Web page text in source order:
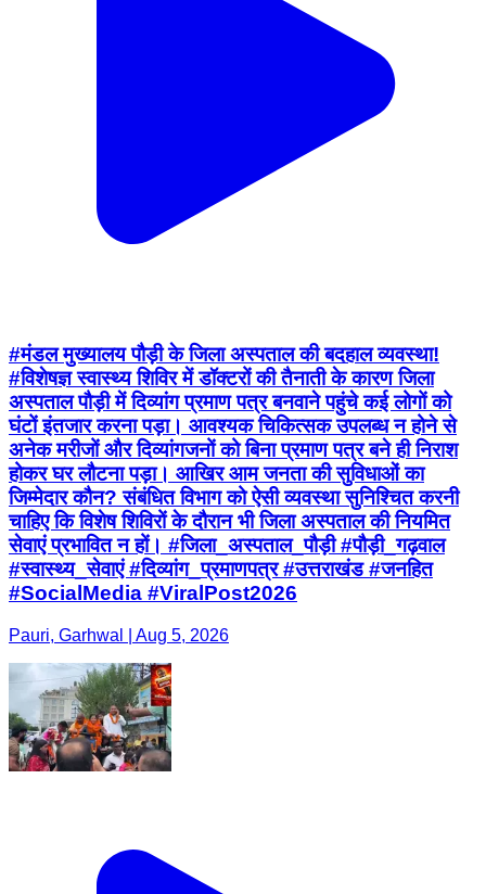
#मंडल मुख्यालय पौड़ी के जिला अस्पताल की बदहाल व्यवस्था!
#विशेषज्ञ स्वास्थ्य शिविर में डॉक्टरों की तैनाती के कारण जिला
अस्पताल पौड़ी में दिव्यांग प्रमाण पत्र बनवाने पहुंचे कई लोगों को
घंटों इंतजार करना पड़ा। आवश्यक चिकित्सक उपलब्ध न होने से
अनेक मरीजों और दिव्यांगजनों को बिना प्रमाण पत्र बने ही निराश
होकर घर लौटना पड़ा। आखिर आम जनता की सुविधाओं का
जिम्मेदार कौन? संबंधित विभाग को ऐसी व्यवस्था सुनिश्चित करनी
चाहिए कि विशेष शिविरों के दौरान भी जिला अस्पताल की नियमित
सेवाएं प्रभावित न हों। #जिला_अस्पताल_पौड़ी #पौड़ी_गढ़वाल
#स्वास्थ्य_सेवाएं #दिव्यांग_प्रमाणपत्र #उत्तराखंड #जनहित
#SocialMedia #ViralPost2026
Pauri, Garhwal | Aug 5, 2026